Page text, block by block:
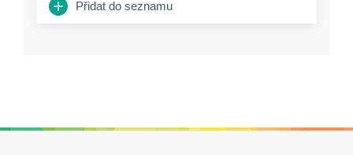
Přidat do seznamu